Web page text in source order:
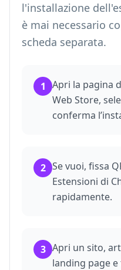
l'installazione
è mai necessario
scheda separata.
1 Apri la pagina
Web Store,
conferma
2 Se vuoi, fissa
Estensioni di
rapidamente.
3 Apri un sito,
landing page e